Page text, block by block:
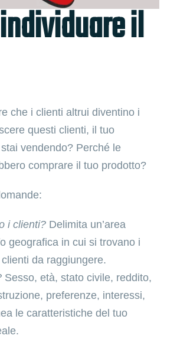
il
che i clienti altrui diventino i
questi clienti, il tuo
vendendo? Perché le
comprare il tuo prodotto?
i clienti? Delimita un’area
geografica in cui si trovano i
da raggiungere.
Sesso, età, stato civile, reddito,
preferenze, interessi,
le caratteristiche del tuo